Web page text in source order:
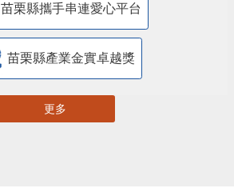
苗栗縣攜手串連愛心平台
苗栗縣產業金實卓越獎
更多